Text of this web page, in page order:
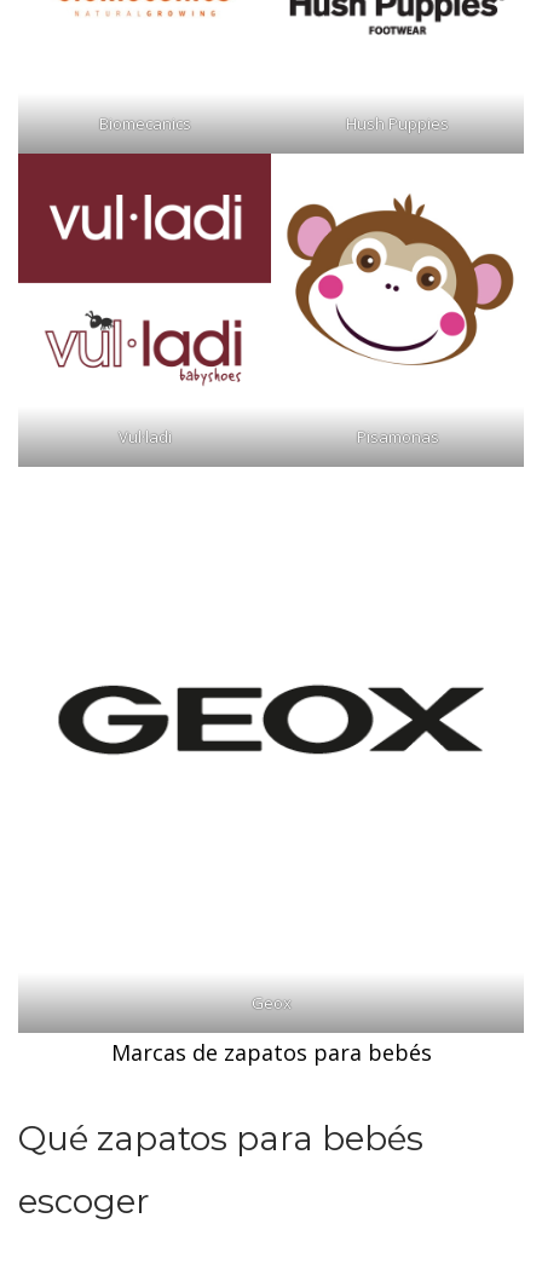
Biomecanics Hush Puppies
Vul·ladi Pisamonas
Geox
Marcas de zapatos para bebés
Qué zapatos para bebés
escoger